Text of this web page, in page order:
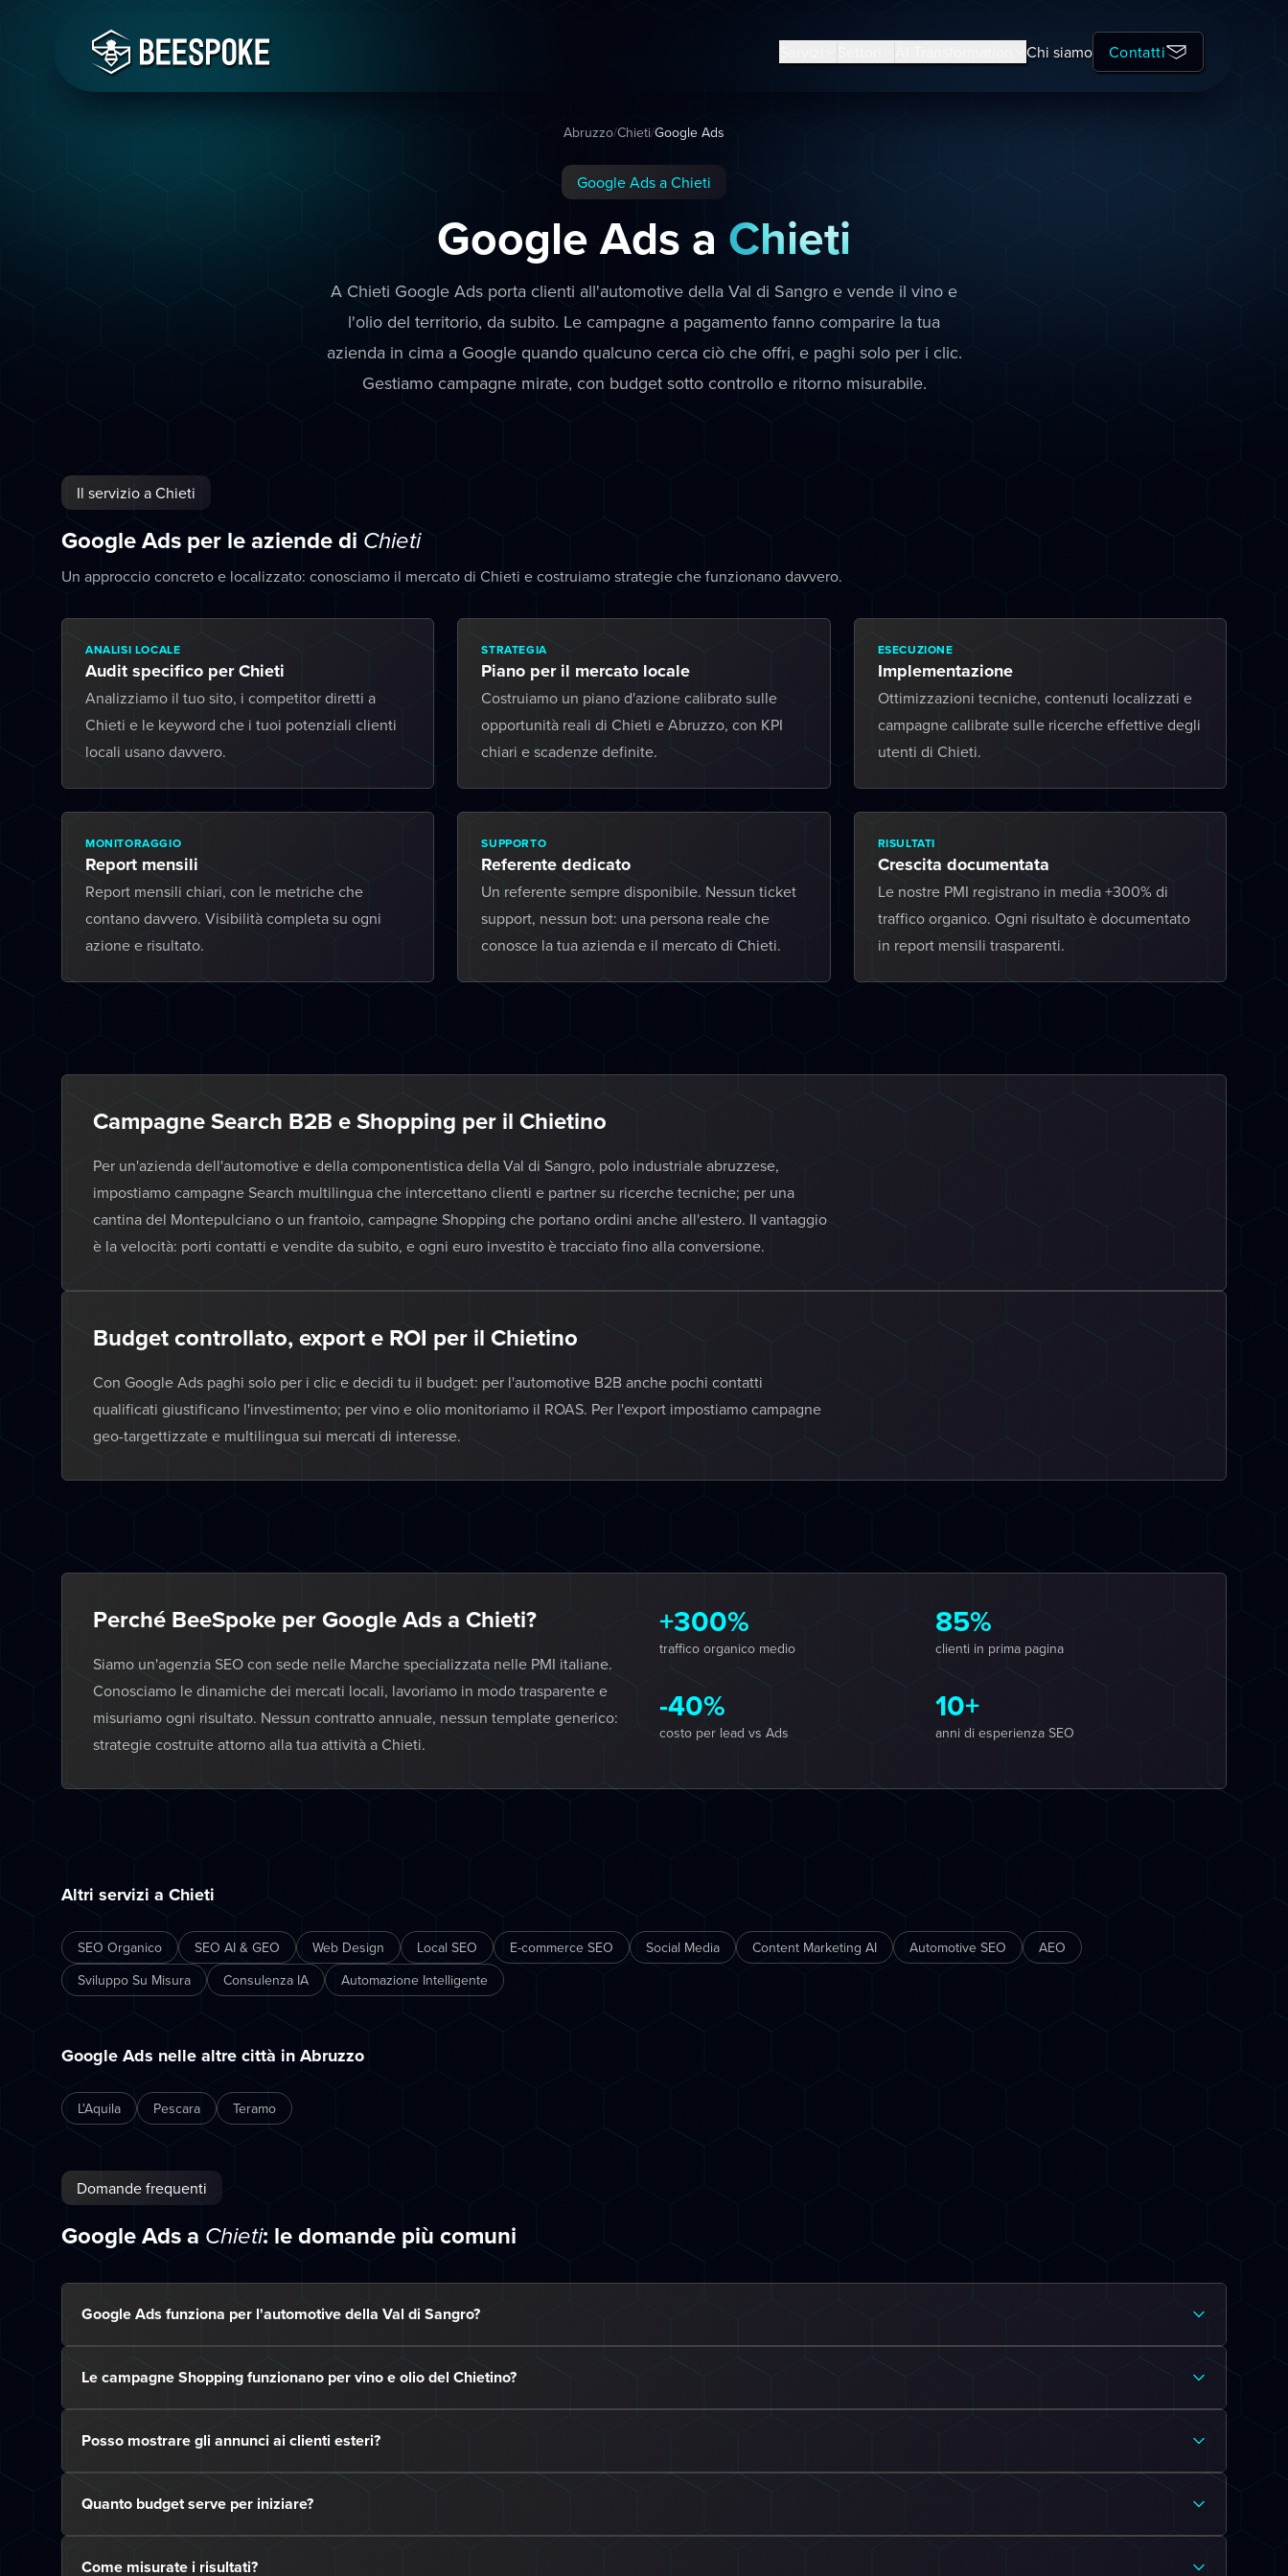
Chi siamo Contatti
Abruzzo/Chieti/Google Ads
Google Ads a Chieti
Google Ads a Chieti
A Chieti Google Ads porta clienti all'automotive della Val di Sangro e vende il vino e
l'olio del territorio, da subito. Le campagne a pagamento fanno comparire la tua
azienda in cima a Google quando qualcuno cerca ciò che offri, e paghi solo per i clic.
Gestiamo campagne mirate, con budget sotto controllo e ritorno misurabile.
Il servizio a Chieti
Google Ads per le aziende diChieti
Un approccio concreto e localizzato: conosciamo il mercato di Chieti e costruiamo strategie che funzionano davvero.
ANALISI LOCALE
Audit specifico per Chieti
Analizziamo il tuo sito, i competitor diretti a
Chieti e le keyword che i tuoi potenziali clienti
locali usano davvero.
STRATEGIA
Piano per il mercato locale
Costruiamo un piano d'azione calibrato sulle
opportunità reali di Chieti e Abruzzo, con KPI
chiari e scadenze definite.
ESECUZIONE
Implementazione
Ottimizzazioni tecniche, contenuti localizzati e
campagne calibrate sulle ricerche effettive degli
utenti di Chieti.
MONITORAGGIO
Report mensili
Report mensili chiari, con le metriche che
contano davvero. Visibilità completa su ogni
azione e risultato.
SUPPORTO
Referente dedicato
Un referente sempre disponibile. Nessun ticket
support, nessun bot: una persona reale che
conosce la tua azienda e il mercato di Chieti.
RISULTATI
Crescita documentata
Le nostre PMI registrano in media +300% di
traffico organico. Ogni risultato è documentato
in report mensili trasparenti.
Campagne Search B2B e Shopping per il Chietino
Per un'azienda dell'automotive e della componentistica della Val di Sangro, polo industriale abruzzese,
impostiamo campagne Search multilingua che intercettano clienti e partner su ricerche tecniche; per una
cantina del Montepulciano o un frantoio, campagne Shopping che portano ordini anche all'estero. Il vantaggio
è la velocità: porti contatti e vendite da subito, e ogni euro investito è tracciato fino alla conversione.
Budget controllato, export e ROI per il Chietino
Con Google Ads paghi solo per i clic e decidi tu il budget: per l'automotive B2B anche pochi contatti
qualificati giustificano l'investimento; per vino e olio monitoriamo il ROAS. Per l'export impostiamo campagne
geo-targettizzate e multilingua sui mercati di interesse.
Perché BeeSpoke per Google Ads a Chieti?
Siamo un'agenzia SEO con sede nelle Marche specializzata nelle PMI italiane.
Conosciamo le dinamiche dei mercati locali, lavoriamo in modo trasparente e
misuriamo ogni risultato. Nessun contratto annuale, nessun template generico:
strategie costruite attorno alla tua attività a Chieti.
+300%
traffico organico medio
85%
clienti in prima pagina
-40%
costo per lead vs Ads
10+
anni di esperienza SEO
Altri servizi a Chieti
SEO Organico SEO AI & GEO Web Design Local SEO E-commerce SEO Social Media Content Marketing AI Automotive SEO
AEO
Sviluppo Su Misura
Consulenza IA Automazione Intelligente
Google Ads nelle altre città in Abruzzo
L'Aquila Pescara Teramo
Domande frequenti
Google Ads aChieti: le domande più comuni
Google Ads funziona per l'automotive della Val di Sangro?
Le campagne Shopping funzionano per vino e olio del Chietino?
Posso mostrare gli annunci ai clienti esteri?
Quanto budget serve per iniziare?
Come misurate i risultati?